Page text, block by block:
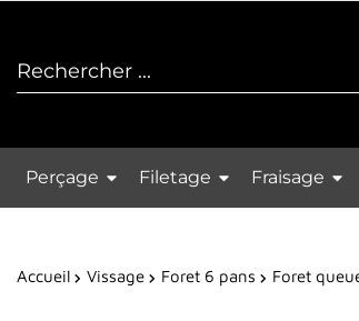
Perçage Filetage Fraisage
Accueil Vissage Foret 6 pans Foret